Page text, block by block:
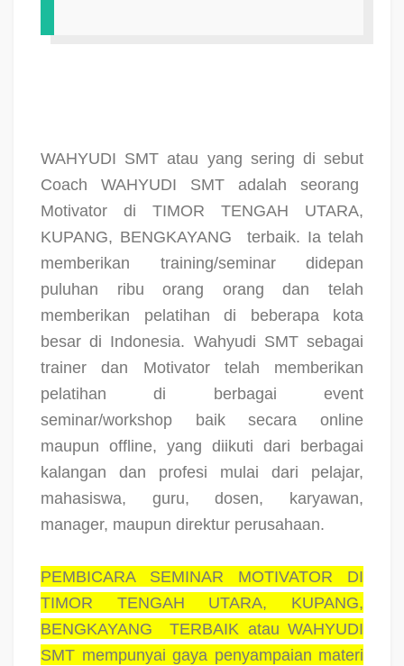
WAHYUDI SMT atau yang sering di sebut
Coach WAHYUDI SMT adalah seorang
Motivator di TIMOR TENGAH UTARA,
KUPANG, BENGKAYANG
terbaik. Ia telah
memberikan training/seminar didepan
puluhan ribu orang orang dan telah
memberikan pelatihan di beberapa kota
besar di Indonesia. Wahyudi SMT sebagai
trainer dan Motivator telah memberikan
pelatihan di berbagai event
seminar/workshop baik secara online
maupun offline, yang diikuti dari berbagai
kalangan dan profesi mulai dari pelajar,
mahasiswa, guru, dosen, karyawan,
manager, maupun direktur perusahaan.
PEMBICARA SEMINAR MOTIVATOR DI
TIMOR TENGAH UTARA, KUPANG,
BENGKAYANG
TERBAIK atau WAHYUDI
SMT mempunyai gaya penyampaian materi